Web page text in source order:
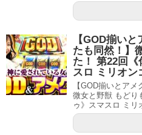
【GOD揃い
たも同然！】
た！ 第22回
スロ ミリオン
【GOD揃いとア
微女と野獣 もどり
ゥ》スマスロ ミリ